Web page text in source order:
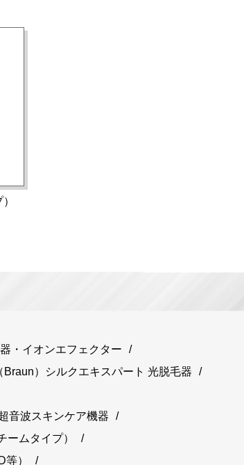
・イオンエフェクター
Braun）シルクエキスパート 光脱毛器
音波スキンケア機器
ームタイプ）
）